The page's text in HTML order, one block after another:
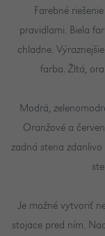
Farebné
pravidlami. Biela
chladne.
farba. Žltá,
Modrá,
Oranžové a
zadná stena
Je možné vytvoriť
stojace pred ním.